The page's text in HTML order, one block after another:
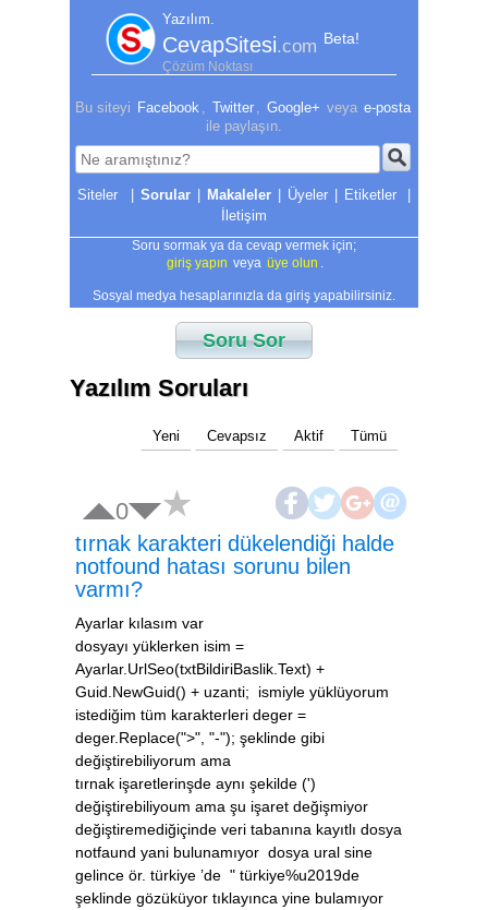
Yazılım.
CevapSitesi.com Beta!
Çözüm Noktası
Bu siteyi Facebook Twitter Google+ veya e-posta
ile paylaşın.
| Sorular | Makaleler | Üyeler | Etiketler
|
İletişim
Soru sormak ya da cevap vermek için;
giriş yapın veya üye olun
Sosyal medya hesaplarınızla da giriş yapabilirsiniz.
Soru Sor
Yazılım Soruları
Yeni Cevapsız Aktif Tümü
0
tırnak karakteri dükelendiği halde
notfound hatası sorunu bilen
varmı?
Ayarlar kılasım var
dosyayı yüklerken isim =
Ayarlar.UrlSeo(txtBildiriBaslik.Text) +
Guid.NewGuid() + uzanti; ismiyle yüklüyorum
istediğim tüm karakterleri deger =
deger.Replace(">", "-"); şeklinde gibi
değiştirebiliyorum ama
tırnak işaretlerinşde aynı şekilde (')
değiştirebiliyoum ama şu işaret değişmiyor
değiştiremediğiçinde veri tabanına kayıtlı dosya
notfaund yani bulunamıyor dosya ural sine
gelince ör. türkiye ’de " türkiye%u2019de
şeklinde gözüküyor tıklayınca yine bulamıyor